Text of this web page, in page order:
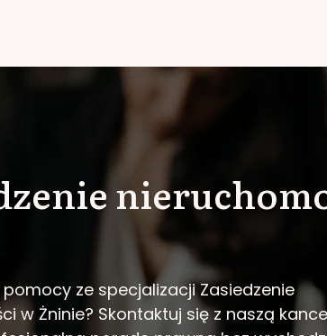
pomocy ze specjalizacji Zasiedzenie
w Żninie? Skontaktuj się z naszą